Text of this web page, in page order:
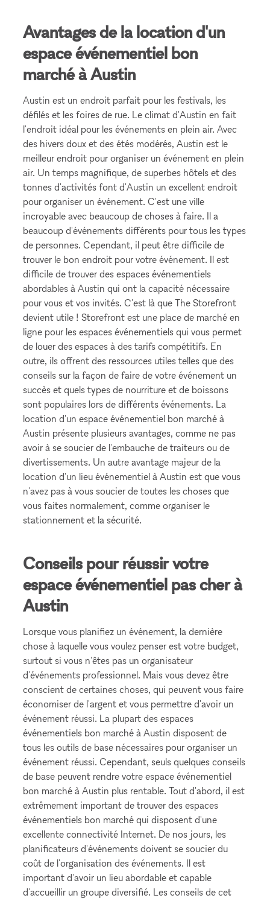
Avantages de la location d'un
espace événementiel bon
marché à Austin
Austin est un endroit parfait pour les festivals, les
défilés et les foires de rue. Le climat d'Austin en fait
l'endroit idéal pour les événements en plein air. Avec
des hivers doux et des étés modérés, Austin est le
meilleur endroit pour organiser un événement en plein
air. Un temps magnifique, de superbes hôtels et des
tonnes d'activités font d'Austin un excellent endroit
pour organiser un événement. C'est une ville
incroyable avec beaucoup de choses à faire. Il a
beaucoup d'événements différents pour tous les types
de personnes. Cependant, il peut être difficile de
trouver le bon endroit pour votre événement. Il est
difficile de trouver des espaces événementiels
abordables à Austin qui ont la capacité nécessaire
pour vous et vos invités. C'est là que The Storefront
devient utile ! Storefront est une place de marché en
ligne pour les espaces événementiels qui vous permet
de louer des espaces à des tarifs compétitifs. En
outre, ils offrent des ressources utiles telles que des
conseils sur la façon de faire de votre événement un
succès et quels types de nourriture et de boissons
sont populaires lors de différents événements. La
location d'un espace événementiel bon marché à
Austin présente plusieurs avantages, comme ne pas
avoir à se soucier de l'embauche de traiteurs ou de
divertissements. Un autre avantage majeur de la
location d'un lieu événementiel à Austin est que vous
n'avez pas à vous soucier de toutes les choses que
vous faites normalement, comme organiser le
stationnement et la sécurité.
Conseils pour réussir votre
espace événementiel pas cher à
Austin
Lorsque vous planifiez un événement, la dernière
chose à laquelle vous voulez penser est votre budget,
surtout si vous n'êtes pas un organisateur
d'événements professionnel. Mais vous devez être
conscient de certaines choses, qui peuvent vous faire
économiser de l'argent et vous permettre d'avoir un
événement réussi. La plupart des espaces
événementiels bon marché à Austin disposent de
tous les outils de base nécessaires pour organiser un
événement réussi. Cependant, seuls quelques conseils
de base peuvent rendre votre espace événementiel
bon marché à Austin plus rentable. Tout d'abord, il est
extrêmement important de trouver des espaces
événementiels bon marché qui disposent d'une
excellente connectivité Internet. De nos jours, les
planificateurs d'événements doivent se soucier du
coût de l'organisation des événements. Il est
important d'avoir un lieu abordable et capable
d'accueillir un groupe diversifié. Les conseils de cet